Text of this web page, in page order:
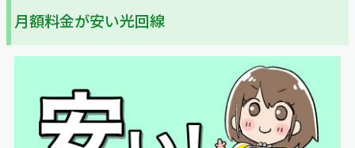
月額料金が安い光回線